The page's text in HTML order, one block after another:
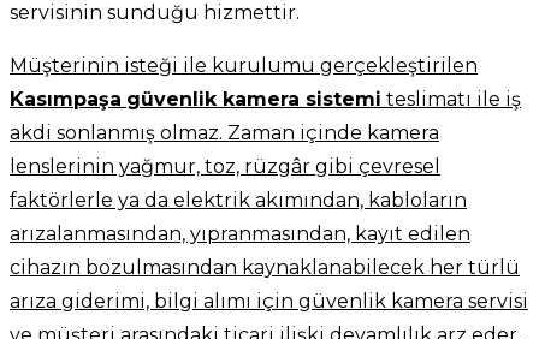
servisinin sunduğu hizmettir.
Müşterinin isteği ile kurulumu gerçekleştirilen
Kasımpaşa güvenlik kamera sistemi teslimatı ile iş
akdi sonlanmış olmaz. Zaman içinde kamera
lenslerinin yağmur, toz, rüzgâr gibi çevresel
faktörlerle ya da elektrik akımından, kabloların
arızalanmasından, yıpranmasından, kayıt edilen
cihazın bozulmasından kaynaklanabilecek her türlü
arıza giderimi, bilgi alımı için güvenlik kamera servisi